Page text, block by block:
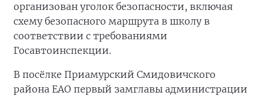
организован уголок безопасности, включая
схему безопасного маршрута в школу в
соответствии с требованиями
Госавтоинспекции.
В посёлке Приамурский Смидовичского
района ЕАО первый замглавы администрации